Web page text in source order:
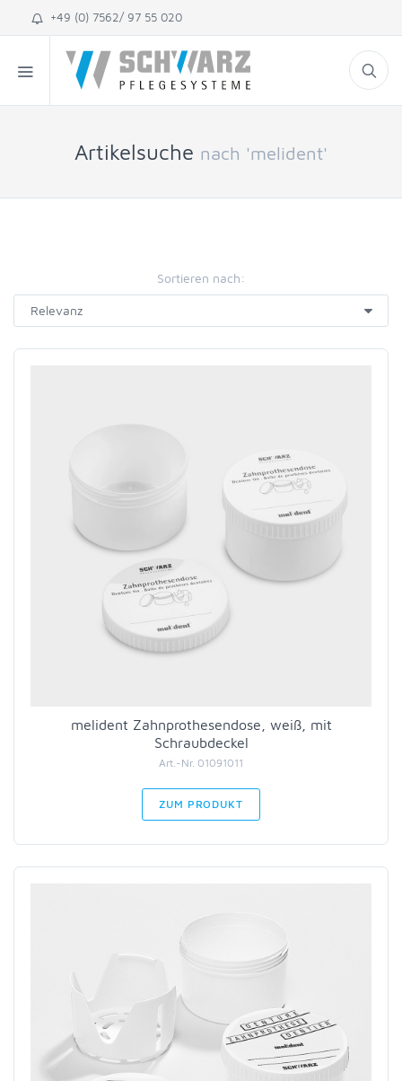
+49 (0) 7562/ 97 55 020
Artikelsuche nach 'melident'
Sortieren nach:
melident Zahnprothesendose, weiß, mit
Schraubdeckel
Art.-Nr. 01091011
ZUM PRODUKT